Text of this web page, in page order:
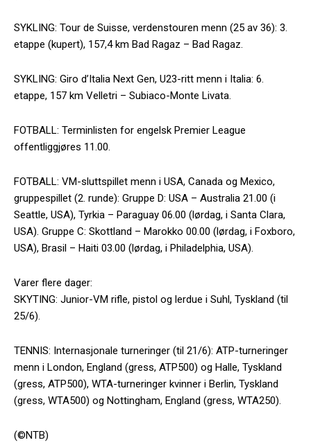
SYKLING: Tour de Suisse, verdenstouren menn (25 av 36): 3.
etappe (kupert), 157,4 km Bad Ragaz – Bad Ragaz.
SYKLING: Giro d’Italia Next Gen, U23-ritt menn i Italia: 6.
etappe, 157 km Velletri – Subiaco-Monte Livata.
FOTBALL: Terminlisten for engelsk Premier League
offentliggjøres 11.00.
FOTBALL: VM-sluttspillet menn i USA, Canada og Mexico,
gruppespillet (2. runde): Gruppe D: USA – Australia 21.00 (i
Seattle, USA), Tyrkia – Paraguay 06.00 (lørdag, i Santa Clara,
USA). Gruppe C: Skottland – Marokko 00.00 (lørdag, i Foxboro,
USA), Brasil – Haiti 03.00 (lørdag, i Philadelphia, USA).
Varer flere dager:
SKYTING: Junior-VM rifle, pistol og lerdue i Suhl, Tyskland (til
25/6).
TENNIS: Internasjonale turneringer (til 21/6): ATP-turneringer
menn i London, England (gress, ATP500) og Halle, Tyskland
(gress, ATP500), WTA-turneringer kvinner i Berlin, Tyskland
(gress, WTA500) og Nottingham, England (gress, WTA250).
(©NTB)